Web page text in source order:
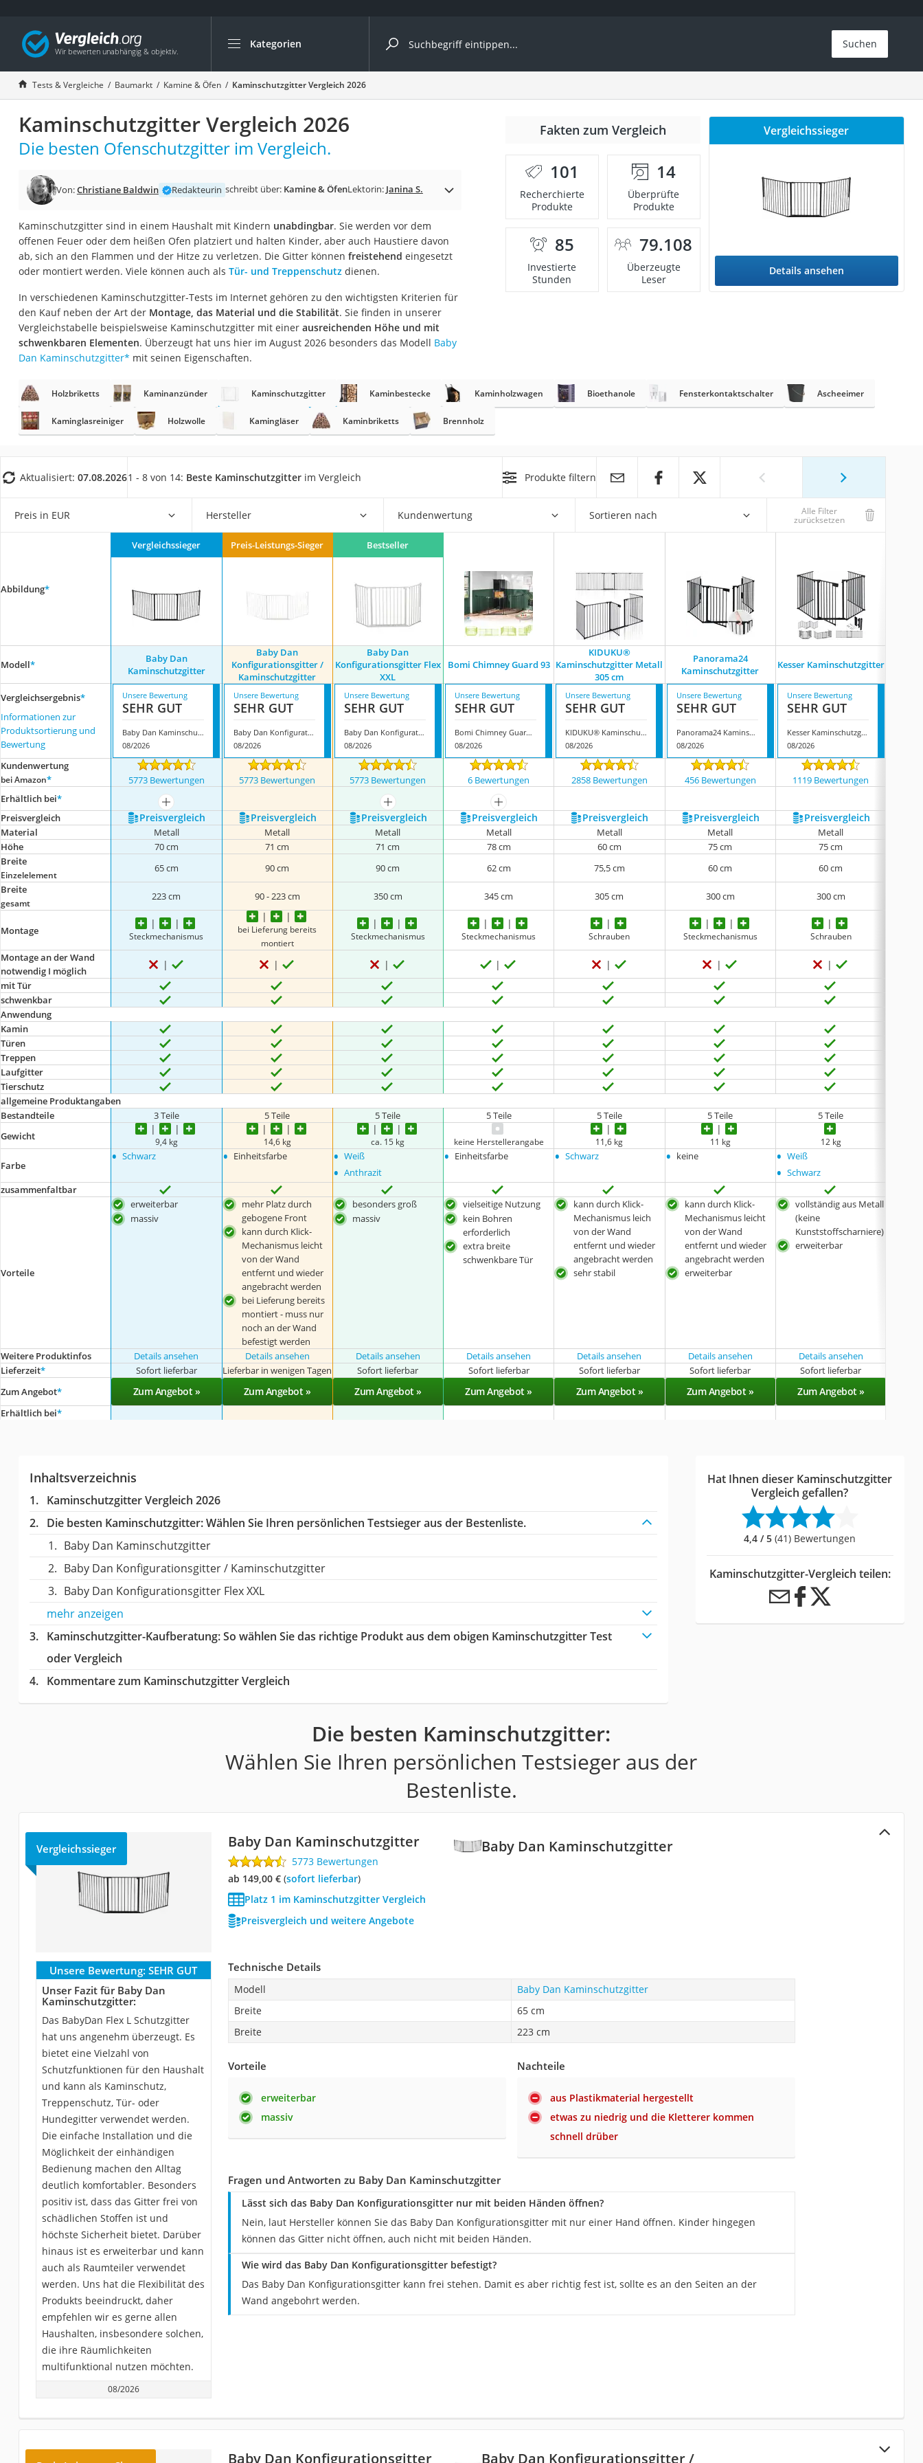
Kategorien
Die beliebtesten Vergleiche nach Kategorie
Baumarkt
Tresor feuerfest
Makita-Akku-Rasenmäher
Kappsäge
Smartes Türschloss
Akku-Rasentrimmer
Split-Klimaanlage 2 Innengeräte
Pelletofen
Bohrmaschine
Tiefbrunnenpumpe
Fliesenschneider
Hochdruckreiniger
Doppelschleifer
Überwachungskamera
Benzinrasenmäher mit Elektrostart
Akku-Laubsauger
Multimeter
Gasdurchlauferhitzer
Service
Suchen
Tests & Vergleiche Baumarkt Kamine & Öfen Kaminschutzgitter Vergleich 2026
Kaminschutzgitter Vergleich 2026
Die besten Ofenschutzgitter im Vergleich.
Von:Christiane Baldwin Redakteurin schreibt über: Kamine & ÖfenLektorin: Janina S.
Kaminschutzgitter sind in einem Haushalt mit Kindern unabdingbar. Sie werden vor dem
offenen Feuer oder dem heißen Ofen platziert und halten Kinder, aber auch Haustiere davon
ab, sich an den Flammen und der Hitze zu verletzen. Die Gitter können freistehend eingesetzt
oder montiert werden. Viele können auch als Tür- und Treppenschutzdienen.
In verschiedenen Kaminschutzgitter-Tests im Internet gehören zu den wichtigsten Kriterien für
den Kauf neben der Art der Montage, das Material und die Stabilität. Sie finden in unserer
Vergleichstabelle beispielsweise Kaminschutzgitter mit einer ausreichenden Höhe und mit
schwenkbaren Elementen. Überzeugt hat uns hier im August 2026 besonders das Modell Baby
Dan Kaminschutzgitter* mit seinen Eigenschaften.
Fakten zum Vergleich
101
Recherchierte
Produkte
14
Überprüfte
Produkte
85
Investierte
Stunden
79.108
Überzeugte
Leser
Vergleichssieger
Details ansehen
Holzbriketts Kaminanzünder Kaminschutzgitter Kaminbestecke Kaminholzwagen Bioethanole Fensterkontaktschalter Ascheeimer
Kaminglasreiniger Holzwolle Kamingläser Kaminbriketts Brennholz
Aktualisiert: 07.08.20261 - 8 von 14: Beste Kaminschutzgitter im Vergleich Produkte filtern
Preis in EUR Hersteller Kundenwertung Sortieren nach Alle Filter
zurücksetzen
Abbildung*
Vergleichssieger Preis-Leistungs-Sieger Bestseller
Modell*
Baby Dan
Kaminschutzgitter
Baby Dan
Konfigurationsgitter /
Kaminschutzgitter
Baby Dan
Konfigurationsgitter Flex
XXL
Bomi Chimney Guard 93
KIDUKU®
Kaminschutzgitter Metall
305 cm
Panorama24
Kaminschutzgitter
Kesser Kaminschutzgitter
Vergleichsergebnis*
Informationen zur
Produktsortierung und
Bewertung
Unsere Bewertung
SEHR GUT
Baby Dan Kaminschutzgitter
08/2026
Unsere Bewertung
SEHR GUT
Baby Dan Konfigurationsgitter / Kaminschutzgitter
08/2026
Unsere Bewertung
SEHR GUT
Baby Dan Konfigurationsgitter Flex XXL
08/2026
Unsere Bewertung
SEHR GUT
Bomi Chimney Guard 93
08/2026
Unsere Bewertung
SEHR GUT
KIDUKU® Kaminschutzgitter Metall 305 cm
08/2026
Unsere Bewertung
SEHR GUT
Panorama24 Kaminschutzgitter
08/2026
Unsere Bewertung
SEHR GUT
Kesser Kaminschutzgitter
08/2026
Kundenwertung
bei Amazon* 5773 Bewertungen 5773 Bewertungen 5773 Bewertungen 6 Bewertungen 2858 Bewertungen 456 Bewertungen 1119 Bewertungen
Erhältlich bei*
mehr anzeigen mehr anzeigen
mehr anzeigen
Preis­vergleich
Preis­vergleich Preis­vergleich Preis­vergleich Preis­vergleich Preis­vergleich Preis­vergleich Preis­vergleich
Material Metall Metall Metall Metall Metall Metall
Metall
Höhe
70 cm 71 cm 71 cm 78 cm 60 cm 75 cm
75 cm
Breite
Einzelelement
65 cm 90 cm 90 cm 62 cm 75,5 cm 60 cm
60 cm
Breite
gesamt
223 cm 90 - 223 cm 350 cm 345 cm 305 cm 300 cm 300 cm
Montage Steckmechanismus
bei Lieferung bereits
montiert
Steckmechanismus Steckmechanismus Schrauben Steckmechanismus Schrauben
Montage an der Wand
notwendig I möglich
mit Tür
schwenkbar
Anwendung
Kamin
Türen
Treppen
Laufgitter
Tierschutz
allgemeine Produktangaben
Bestandteile
3 Teile 5 Teile 5 Teile 5 Teile 5 Teile 5 Teile
5 Teile
Gewicht
9,4 kg 14,6 kg ca. 15 kg keine Herstellerangabe 11,6 kg 11 kg 12 kg
Farbe • Schwarz • Einheitsfarbe • Weiß
• Anthrazit
• Einheitsfarbe • Schwarz • keine • Weiß
• Schwarz
zusammenfaltbar
Vorteile
erweiterbar
massiv
mehr Platz durch
gebogene Front
kann durch Klick-
Mechanismus leicht
von der Wand
entfernt und wieder
angebracht werden
bei Lieferung bereits
montiert - muss nur
noch an der Wand
befestigt werden
besonders groß
massiv
vielseitige Nutzung
kein Bohren
erforderlich
extra breite
schwenkbare Tür
kann durch Klick-
Mechanismus leich
von der Wand
entfernt und wieder
angebracht werden
sehr stabil
kann durch Klick-
Mechanismus leicht
von der Wand
entfernt und wieder
angebracht werden
erweiterbar
vollständig aus Metall
(keine
Kunststoffscharniere)
erweiterbar
Weitere Produktinfos Details ansehen Details ansehen Details ansehen Details ansehen Details ansehen Details ansehen
Details ansehen
Lieferzeit* Sofort lieferbar Lieferbar in wenigen Tagen Sofort lieferbar Sofort lieferbar Sofort lieferbar Sofort lieferbar Sofort lieferbar
Zum Angebot* Zum Angebot » Zum Angebot » Zum Angebot » Zum Angebot » Zum Angebot » Zum Angebot » Zum Angebot »
Erhältlich bei*
Inhaltsverzeichnis
Kaminschutzgitter Vergleich 2026
Die besten Kaminschutzgitter:Wählen Sie Ihren persönlichen Testsieger aus der Bestenliste.
Baby Dan Kaminschutzgitter
Baby Dan Konfigurationsgitter / Kaminschutzgitter
Baby Dan Konfigurationsgitter Flex XXL
mehr anzeigen
Kaminschutzgitter-Kaufberatung: So wählen Sie das richtige Produkt aus dem obigen Kaminschutzgitter Test
oder Vergleich
Kommentare zum Kaminschutzgitter Vergleich
Hat Ihnen dieser Kaminschutzgitter
Vergleich gefallen?
4,4 / 5 (41) Bewertungen
Kaminschutzgitter-Vergleich teilen:
Die besten Kaminschutzgitter:
Wählen Sie Ihren persönlichen Testsieger aus der
Bestenliste.
Baby Dan Kaminschutzgitter
Vergleichssieger Baby Dan Kaminschutzgitter
5773 Bewertungen
ab 149,00 €( Sofort lieferbar)
Platz 1 im Kaminschutzgitter Vergleich
Preisvergleich und weitere Angebote
Unsere Bewertung: SEHR GUT
Unser Fazit für Baby Dan
Kaminschutzgitter:
Das BabyDan Flex L Schutzgitter
hat uns angenehm überzeugt. Es
bietet eine Vielzahl von
Schutzfunktionen für den Haushalt
und kann als Kaminschutz,
Treppenschutz, Tür- oder
Hundegitter verwendet werden.
Die einfache Installation und die
Möglichkeit der einhändigen
Bedienung machen den Alltag
deutlich komfortabler. Besonders
positiv ist, dass das Gitter frei von
schädlichen Stoffen ist und
höchste Sicherheit bietet. Darüber
hinaus ist es erweiterbar und kann
auch als Raumteiler verwendet
werden. Uns hat die Flexibilität des
Produkts beeindruckt, daher
empfehlen wir es gerne allen
Haushalten, insbesondere solchen,
die ihre Räumlichkeiten
multifunktional nutzen möchten.
08/2026
Technische Details
Modell
Baby Dan Kaminschutzgitter
Breite
65 cm
Breite
223 cm
Vorteile
erweiterbar
massiv
Nachteile
aus Plastikmaterial hergestellt
etwas zu niedrig und die Kletterer kommen
schnell drüber
Fragen und Antworten zu Baby Dan Kaminschutzgitter
Lässt sich das Baby Dan Konfigurationsgitter nur mit beiden Händen öffnen?
Nein, laut Hersteller können Sie das Baby Dan Konfigurationsgitter mit nur einer Hand öffnen. Kinder hingegen
können das Gitter nicht öffnen, auch nicht mit beiden Händen.
Wie wird das Baby Dan Konfigurationsgitter befestigt?
Das Baby Dan Konfigurationsgitter kann frei stehen. Damit es aber richtig fest ist, sollte es an den Seiten an der
Wand angebohrt werden.
Baby Dan Konfigurationsgitter /
Baby Dan Konfigurationsgitter